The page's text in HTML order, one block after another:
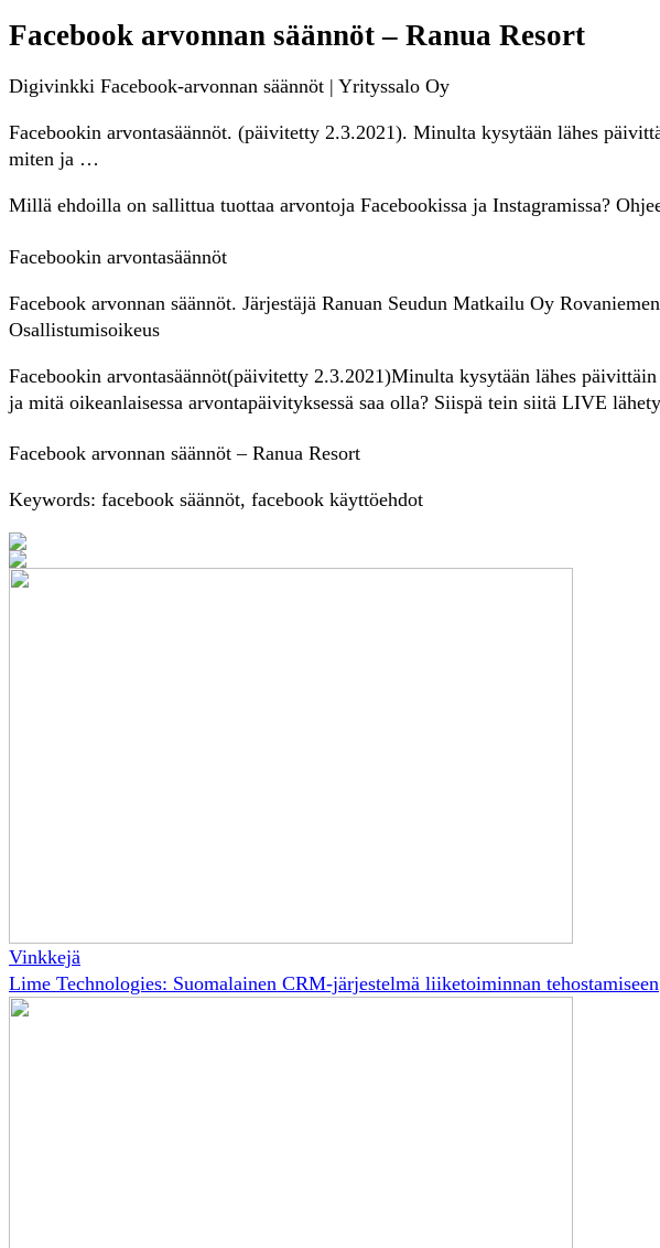
Facebook arvonnan säännöt – Ranua Resort
Digivinkki Facebook-arvonnan säännöt | Yrityssalo Oy
Facebookin arvontasäännöt. (päivitetty 2.3.2021). Minulta kysytään lähes
miten ja …
Millä ehdoilla on sallittua tuottaa arvontoja Facebookissa ja Instagramissa?
Facebookin arvontasäännöt
Facebook arvonnan säännöt. Järjestäjä Ranuan Seudun Matkailu Oy
Osallistumisoikeus
Facebookin arvontasäännöt(päivitetty 2.3.2021)Minulta kysytään lähes
ja mitä oikeanlaisessa arvontapäivityksessä saa olla? Siispä tein siitä LIVE
Facebook arvonnan säännöt – Ranua Resort
Keywords: facebook säännöt, facebook käyttöehdot
Vinkkejä
Lime Technologies: Suomalainen CRM-järjestelmä liiketoiminnan tehostamiseen